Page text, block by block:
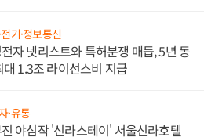
기·정보통신
자 넷리스트와 특허분쟁 매듭, 5년 동
대 1.3조 라이선스비 지급
·유통
야심작 '신라스테이' 서울신라호텔